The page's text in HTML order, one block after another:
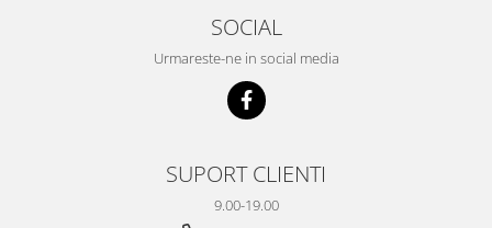
SOCIAL
Urmareste-ne in social media
SUPORT CLIENTI
9.00-19.00